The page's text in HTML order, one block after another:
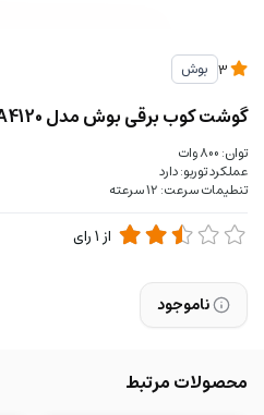
بوش
گوشت کوب برقی بوش مدل MS6CA4120
توان: 800 وات
عملکرد توربو: دارد
تنطیمات سرعت: 12 سرعته
از 1رای
ناموجود
محصولات مرتبط